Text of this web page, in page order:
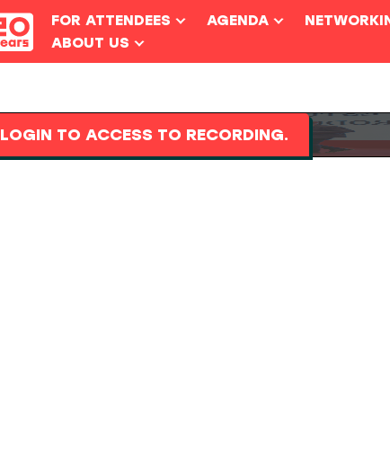
FOR ATTENDEES AGENDA
ABOUT US
LOGIN TO ACCESS TO RECORDING.